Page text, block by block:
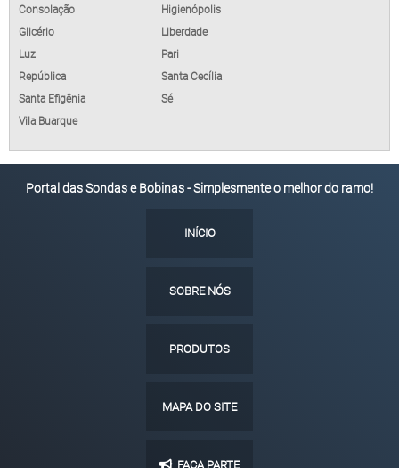
Consolação
Higienópolis
Glicério
Liberdade
Luz
Pari
República
Santa Cecília
Santa Efigênia
Sé
Vila Buarque
Portal das Sondas e Bobinas - Simplesmente o melhor do ramo!
INÍCIO
SOBRE NÓS
PRODUTOS
MAPA DO SITE
FAÇA PARTE